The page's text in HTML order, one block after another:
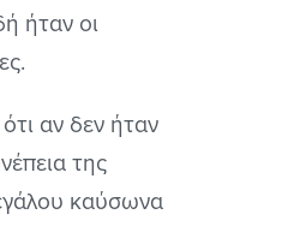
ήταν οι
αν δεν ήταν
της
καύσωνα